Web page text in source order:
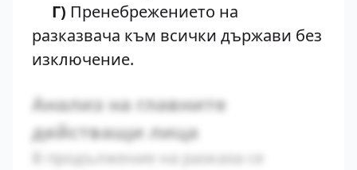
Г) Пренебрежението на
разказвача към всички държави без
изключение.
Анализ на главните
действащи лица
В продължение на разказа се